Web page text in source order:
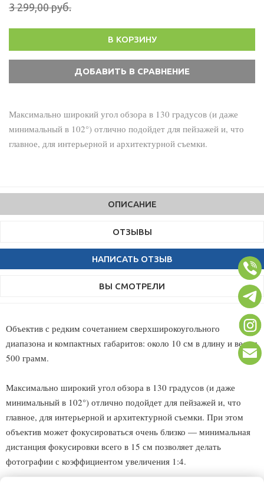
3 299,00 руб.
В КОРЗИНУ
Максимально широкий угол обзора в 130 градусов (и даже
минимальный в 102°) отлично подойдет для пейзажей и, что
главное, для интерьерной и архитектурной съемки.
ОПИСАНИЕ
ОТЗЫВЫ
НАПИСАТЬ ОТЗЫВ
ВЫ СМОТРЕЛИ
Объектив с редким сочетанием сверхширокоугольного
диапазона и компактных габаритов: около 10 см в длину и весом
500 грамм.
Максимально широкий угол обзора в 130 градусов (и даже
минимальный в 102°) отлично подойдет для пейзажей и, что
главное, для интерьерной и архитектурной съемки. При этом
объектив может фокусироваться очень близко — минимальная
дистанция фокусировки всего в 15 см позволяет делать
фотографии с коэффициентом увеличения 1:4.